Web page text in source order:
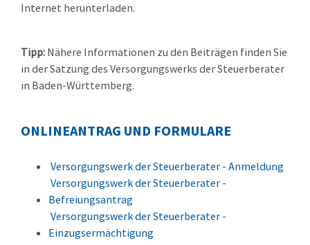
Internet herunterladen.
Tipp: Nähere Informationen zu den Beiträgen finden Sie
in der Satzung des Versorgungswerks der Steuerberater
in Baden-Württemberg.
ONLINEANTRAG UND FORMULARE
Versorgungswerk der Steuerberater - Anmeldung
Versorgungswerk der Steuerberater -
Befreiungsantrag
Versorgungswerk der Steuerberater -
Einzugsermächtigung